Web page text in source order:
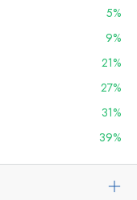
5%
9%
21%
27%
31%
39%